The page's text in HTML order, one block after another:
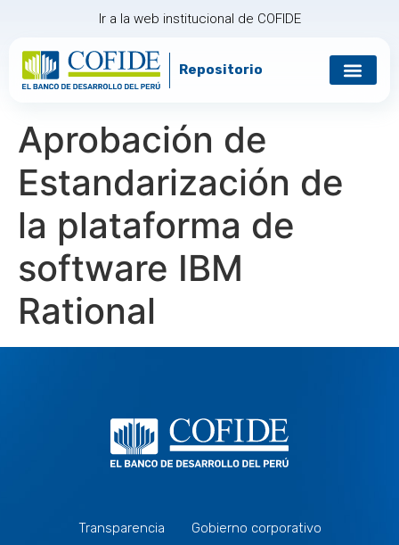
Ir a la web institucional de COFIDE
Repositorio
Aprobación de
Estandarización de
la plataforma de
software IBM
Rational
Transparencia
Gobierno corporativo